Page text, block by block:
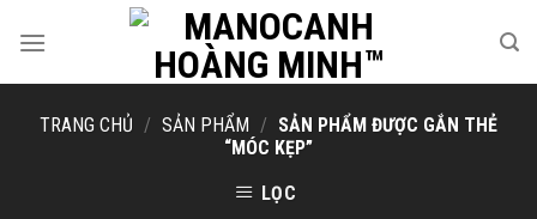
TRANG CHỦ / SẢN PHẨM / SẢN PHẨM ĐƯỢC GẮN THẺ
“MÓC KẸP”
LỌC